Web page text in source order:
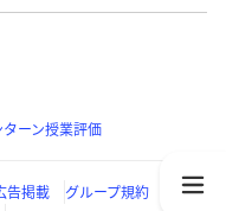
ーン授業評価
告掲載
グループ規約